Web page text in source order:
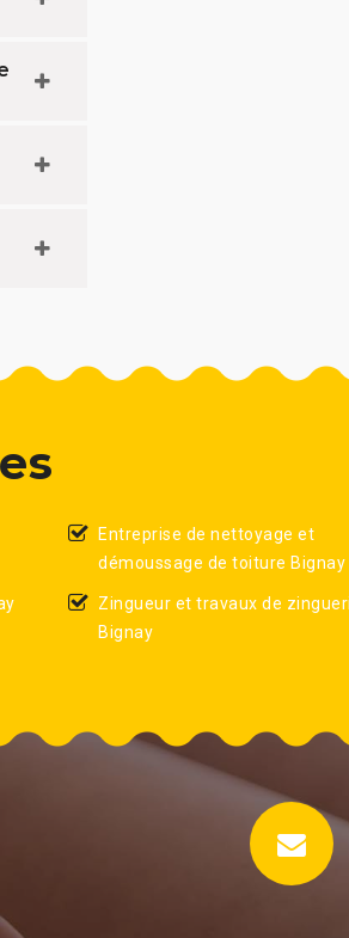
Entreprise de nettoyage et
démoussage de toiture Bignay
Zingueur et travaux de
Bignay